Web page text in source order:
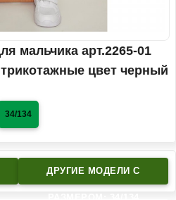
мальчика арт.2265-01
цвет черный
34/134
ДРУГИЕ МОДЕЛИ C